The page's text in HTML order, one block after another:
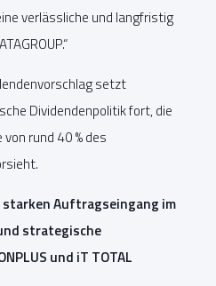
verlässliche und langfristig
setzt
Dividendenpolitik fort, die
rund 40 % des
Auftragseingang im
strategische
und iT TOTAL